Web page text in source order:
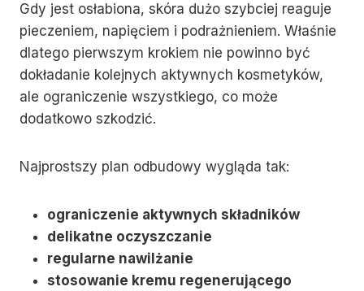
Gdy jest osłabiona, skóra dużo szybciej reaguje
pieczeniem, napięciem i podrażnieniem. Właśnie
dlatego pierwszym krokiem nie powinno być
dokładanie kolejnych aktywnych kosmetyków,
ale ograniczenie wszystkiego, co może
dodatkowo szkodzić.
Najprostszy plan odbudowy wygląda tak:
ograniczenie aktywnych składników
delikatne oczyszczanie
regularne nawilżanie
stosowanie kremu regenerującego